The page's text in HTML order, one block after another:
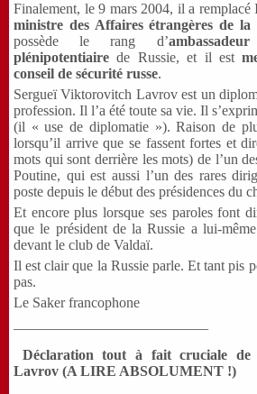
Finalement, le 9 mars 2004, il a remplacé
ministre des Affaires étrangères de la
possède le rang d’
plénipotentiaire de Russie, et il est
conseil de sécurité russe.
Sergueï Viktorovitch Lavrov est un
profession. Il l’a été toute sa vie. Il
(il « use de diplomatie »). Raison de
lorsqu’il arrive que se fassent fortes et
mots qui sont derrière les mots) de l’un
Poutine, qui est aussi l’un des rares
poste depuis le début des présidences du
Et encore plus lorsque ses paroles font
que le président de la Russie a lui-
devant le club de Valdaï.
Il est clair que la Russie parle. Et tant pis
pas.
Le Saker francophone
Déclaration tout à fait cruciale de
Lavrov (A LIRE ABSOLUMENT !)